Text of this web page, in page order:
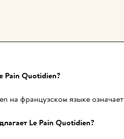
Pain Quotidien?
на французском языке
Le Pain Quotidien?